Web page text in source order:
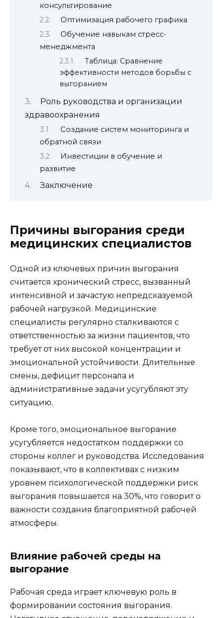
консультирование
Оптимизация рабочего графика
Обучение навыкам стресс-
менеджмента
Таблица: Сравнение
эффективности методов борьбы с
выгоранием
Роль руководства и организации
здравоохранения
Создание систем мониторинга и
обратной связи
Инвестиции в обучение и
развитие
Заключение
Причины выгорания среди
медицинских специалистов
Одной из ключевых причин выгорания
считается хронический стресс, вызванный
интенсивной и зачастую непредсказуемой
рабочей нагрузкой. Медицинские
специалисты регулярно сталкиваются с
ответственностью за жизни пациентов, что
требует от них высокой концентрации и
эмоциональной устойчивости. Длительные
смены, дефицит персонала и
административные задачи усугубляют эту
ситуацию.
Кроме того, эмоциональное выгорание
усугубляется недостатком поддержки со
стороны коллег и руководства. Исследования
показывают, что в коллективах с низким
уровнем психологической поддержки риск
выгорания повышается на 30%, что говорит о
важности создания благоприятной рабочей
атмосферы.
Влияние рабочей среды на
выгорание
Рабочая среда играет ключевую роль в
формировании состояния выгорания.